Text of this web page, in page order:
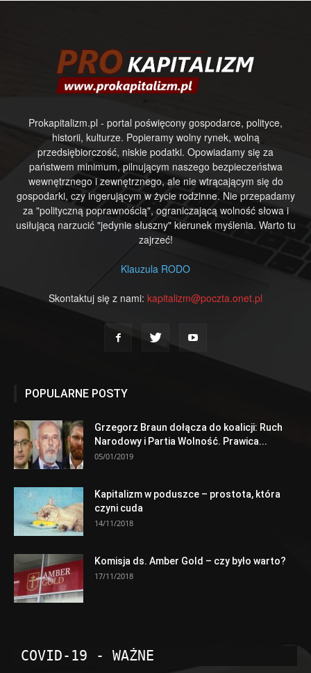
Prokapitalizm.pl - portal poświęcony gospodarce, polityce,
historii, kulturze. Popieramy wolny rynek, wolną
przedsiębiorczość, niskie podatki. Opowiadamy się za
państwem minimum, pilnującym naszego bezpieczeństwa
wewnętrznego i zewnętrznego, ale nie wtrącającym się do
gospodarki, czy ingerującym w życie rodzinne. Nie przepadamy
za "polityczną poprawnością", ograniczającą wolność słowa i
usiłującą narzucić "jedynie słuszny" kierunek myślenia. Warto tu
zajrzeć!
Klauzula RODO
Skontaktuj się z nami: kapitalizm@poczta.onet.pl
POPULARNE POSTY
Grzegorz Braun dołącza do koalicji: Ruch
Narodowy i Partia Wolność. Prawica...
05/01/2019
Kapitalizm w poduszce – prostota, która
czyni cuda
14/11/2018
Komisja ds. Amber Gold – czy było warto?
17/11/2018
COVID-19 - WAŻNE